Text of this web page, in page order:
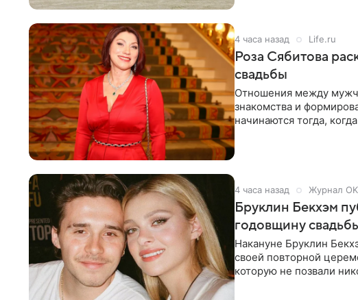
4 часа назад Life.ru
Роза Сябитова
свадьбы
Отношения между
знакомства и
начинаются тогда,
4 часа назад Журнал
Бруклин Бекхэм
годовщину
Накануне Бруклин
своей повторной
которую не позвали